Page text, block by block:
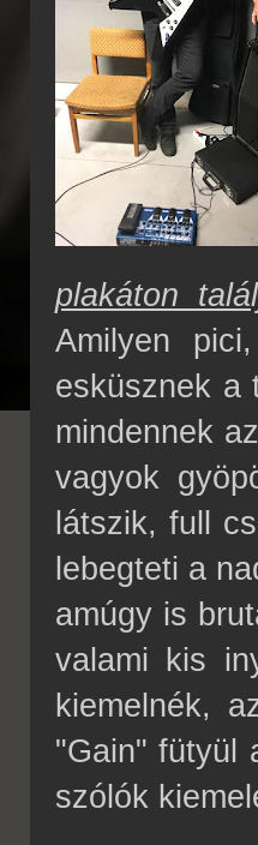
plakáton
Amilyen
esküsznek a
mindennek
vagyok
látszik, full
lebegteti a
amúgy is
valami kis
kiemelnék,
"Gain" fütyül
szólók